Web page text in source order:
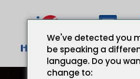
We've detected you
be speaking a
language. Do you
change to: